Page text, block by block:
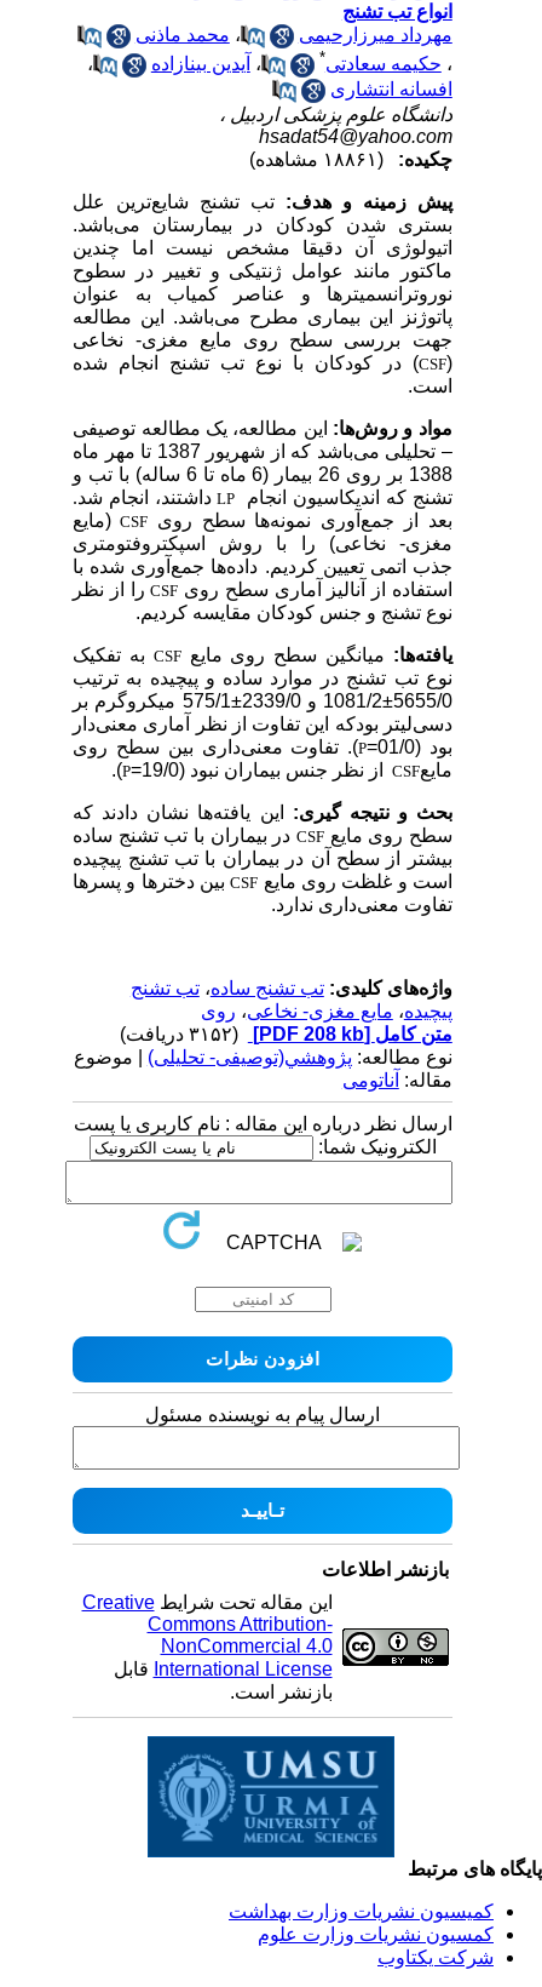
انواع تب تشنج
مهرداد میرزارحیمی
،محمد ماذنی
حکیمه سعادتی ،آیدین بینازاده
،
افسانه انتشاری
دانشگاه علوم پزشکی اردبیل ،
hsadat54@yahoo.com
چکیده:
پیش زمینه و هدف:تب تشنج شایع‌ترین علل
بستری شدن کودکان در بیمارستان می‌باشد.
اتیولوژی آن دقیقا مشخص نیست اما چندین
ماکتور مانند عوامل ژنتیکی و تغییر در سطوح
نوروترانسمیترها و عناصر کمیاب به عنوان
پاتوژنز این بیماری مطرح می‌باشد. این مطالعه
جهت بررسی سطح روی مایع مغزی- نخاعی
CSF) در کودکان با نوع تب تشنج انجام شده
است.
مواد و روش‌ها:این مطالعه، یک مطالعه توصیفی
– تحلیلی می‌باشد که از شهریور 1387 تا مهر ماه
1388 بر روی 26 بیمار (6 ماه تا 6 ساله) با تب و
تشنج که اندیکاسیون انجامLP داشتند، انجام شد.
بعد از جمع‌آوری نمونه‌ها سطح رویCSF (مایع
مغزی- نخاعی) را با روش اسپکتروفتومتری
جذب اتمی تعیین کردیم. داده‌ها جمع‌آوری شده با
استفاده از آنالیز آماری سطح رویCSFرا از نظر
نوع تشنج و جنس کودکان مقایسه کردیم.
یافته‌ها:میانگین سطح روی مایعCSFبه تفکیک
نوع تب تشنج در موارد ساده و پیچیده به ترتیب
5655/0±1081/2 و 2339/0±575/1 میکروگرم بر
دسی‌لیتر بودکه این تفاوت از نظر آماری معنی‌دار
بود (01/0=
P). تفاوت معنی‌داری بین سطح روی
مایعCSFاز نظر جنس بیماران نبود (19/0= P
).
بحث و نتیجه گیری:این یافته‌ها نشان دادند که
سطح روی مایعCSFدر بیماران با تب تشنج ساده
بیشتر از سطح آن در بیماران با تب تشنج پیچیده
است و غلظت روی مایعCSFبین دخترها و پسرها
تفاوت معنی‌داری ندارد.
واژه‌های کلیدی:تب تشنج ساده،تب تشنج
پیچیده،مایع مغزی- نخاعی،روی
متن کامل[PDF 208 kb]
نوع مطالعه:پژوهشي(توصیفی- تحلیلی) | موضوع
مقاله:آناتومی
ارسال نظر درباره این مقاله : نام کاربری یا پست
الکترونیک شما:
ارسال پیام به نویسنده مسئول
بازنشر اطلاعات
این مقاله تحت شرایطCreative
Commons Attribution-
NonCommercial 4.0
International Licenseقابل
بازنشر است.
های مرتبط
کمیسیون نشریات وزارت بهداشت
کمسیون نشریات وزارت علوم
شرکت یکتاوب